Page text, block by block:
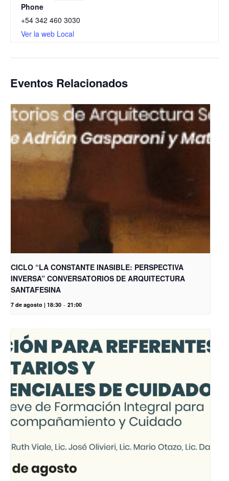
Phone
+54 342 460 3030
Ver la web Local
Eventos Relacionados
CICLO “LA CONSTANTE INASIBLE: PERSPECTIVA
INVERSA” CONVERSATORIOS DE ARQUITECTURA
SANTAFESINA
7 de agosto | 18:30 - 21:00